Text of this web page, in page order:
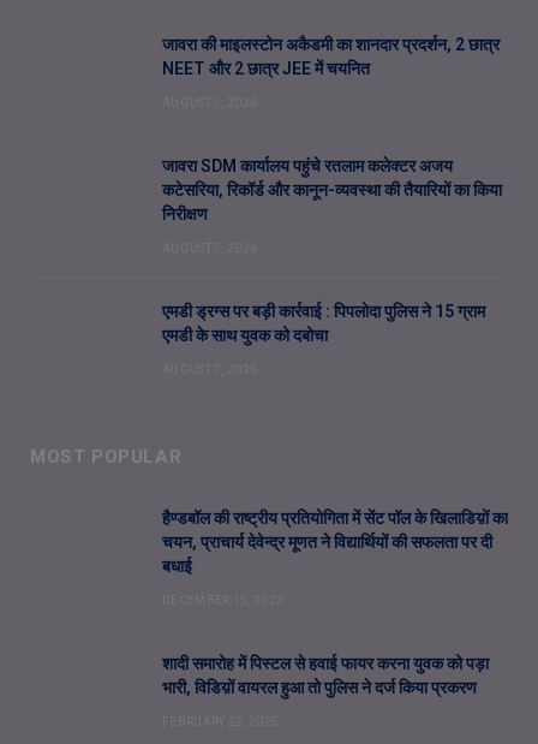
जावरा की माइलस्टोन अकैडमी का शानदार प्रदर्शन, 2 छात्र
NEET और 2 छात्र JEE में चयनित
जावरा SDM कार्यालय पहुंचे रतलाम कलेक्टर अजय
कटेसरिया, रिकॉर्ड और कानून-व्यवस्था की तैयारियों का किया
निरीक्षण
एमडी ड्रग्स पर बड़ी कार्रवाई : पिपलोदा पुलिस ने 15 ग्राम
एमडी के साथ युवक को दबोचा
MOST POPULAR
हैण्डबॉल की राष्ट्रीय प्रतियोगिता में सेंट पॉल के खिलाडिय़ों का
चयन, प्राचार्य देवेन्द्र मूणत ने विद्यार्थियों की सफलता पर दी
बधाई
शादी समारोह में पिस्टल से हवाई फायर करना युवक को पड़ा
भारी, विडिय़ों वायरल हुआ तो पुलिस ने दर्ज किया प्रकरण